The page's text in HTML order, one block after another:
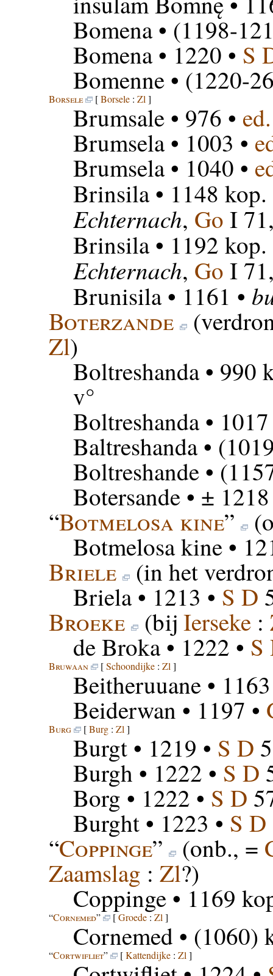
Bomena• (1198-
Bomena• 1220 • S
Bomenne• (1220-
Borsele [Borsele: Zl ]
Brumsale• 976 •
Brumsela• 1003 •
Brumsela• 1040 •
Brinsila• 1148
Echternach, Go I
Brinsila• 1192
Echternach, Go I
Brunisila• 1161 •
Boterzande
Zl)
Boltreshanda• 990
v°
Boltreshanda•
Baltreshanda•
Boltreshande•
Botersande• ±
“Botmelosa kine”
Botmelosa kine•
Briele (in het
Briela• 1213 • S D
Broeke (bij Ierseke:
de Broka• 1222 • S
Bruwaan [Schoondijke: Zl ]
Beitheruuane•
Beiderwan • 1197 •
Burg [Burg: Zl ]
Burgt• 1219 • S D
Burgh • 1222 • S D
Borg • 1222 • S D
Burght• 1223 • S D
“Coppinge” (onb., =
Zaamslag : Zl?)
Coppinge• 1169
“Cornemed” [Groede: Zl ]
Cornemed• (1060)
“Cortwifliet” [Kattendijke: Zl ]